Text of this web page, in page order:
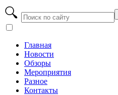
Главная
Новости
Обзоры
Мероприятия
Разное
Контакты